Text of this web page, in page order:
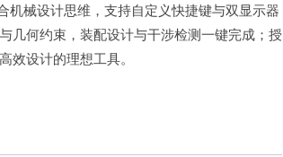
机械设计思维，支持自定义快捷键与双显示器
几何约束，装配设计与干涉检测一键完成；授
效设计的理想工具。